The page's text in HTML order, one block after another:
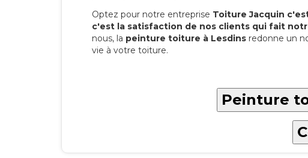
Optez pour notre entreprise Toiture Jacquin
c'est la satisfaction de nos clients qui fait
nous, la peinture toiture à Lesdins redonne un
vie à votre toiture.
Peinture